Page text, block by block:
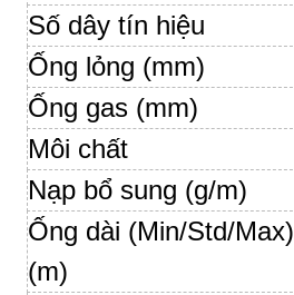
Số dây tín hiệu
Ống lỏng (mm)
Ống gas (mm)
Môi chất
Nạp bổ sung (g/m)
Ống dài (Min/Std/Max)
(m)